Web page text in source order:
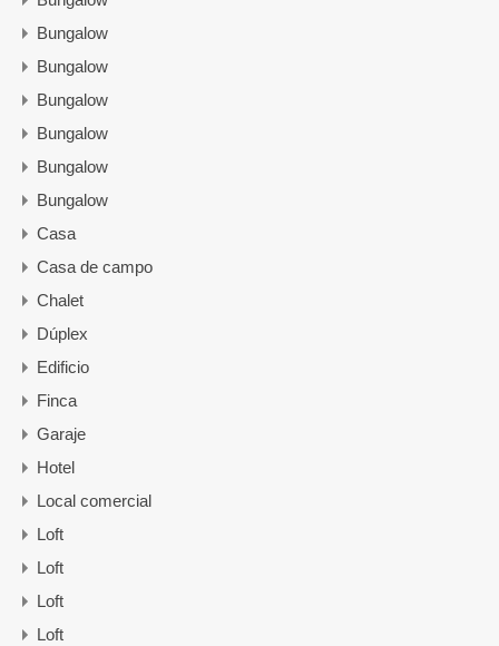
Bungalow
Bungalow
Bungalow
Bungalow
Bungalow
Bungalow
Casa
Casa de campo
Chalet
Dúplex
Edificio
Finca
Garaje
Hotel
Local comercial
Loft
Loft
Loft
Loft